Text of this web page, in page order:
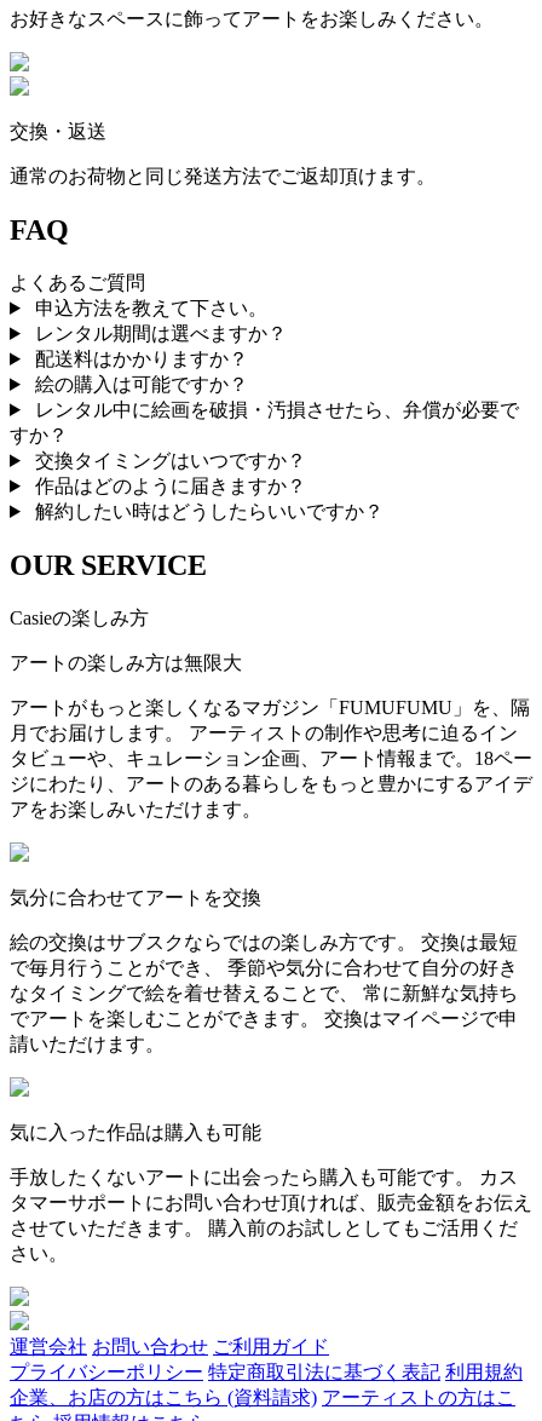
お好きなスペースに飾ってアートをお楽しみください。
交換・返送
通常のお荷物と同じ発送方法でご返却頂けます。
FAQ
よくあるご質問
申込方法を教えて下さい。
レンタル期間は選べますか？
配送料はかかりますか？
絵の購入は可能ですか？
レンタル中に絵画を破損・汚損させたら、弁償が必要で
すか？
交換タイミングはいつですか？
作品はどのように届きますか？
解約したい時はどうしたらいいですか？
OUR SERVICE
Casieの楽しみ方
アートの楽しみ方は無限大
アートがもっと楽しくなるマガジン「FUMUFUMU」を、隔
月でお届けします。 アーティストの制作や思考に迫るイン
タビューや、キュレーション企画、アート情報まで。18ペー
ジにわたり、アートのある暮らしをもっと豊かにするアイデ
アをお楽しみいただけます。
気分に合わせてアートを交換
絵の交換はサブスクならではの楽しみ方です。 交換は最短
で毎月行うことができ、 季節や気分に合わせて自分の好き
なタイミングで絵を着せ替えることで、 常に新鮮な気持ち
でアートを楽しむことができます。 交換はマイページで申
請いただけます。
気に入った作品は購入も可能
手放したくないアートに出会ったら購入も可能です。 カス
タマーサポートにお問い合わせ頂ければ、販売金額をお伝え
させていただきます。 購入前のお試しとしてもご活用くだ
さい。
運営会社 お問い合わせ ご利用ガイド
プライバシーポリシー 特定商取引法に基づく表記 利用規約
企業、お店の方はこちら (資料請求) アーティストの方はこ